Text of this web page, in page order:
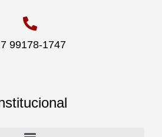
99178-1747